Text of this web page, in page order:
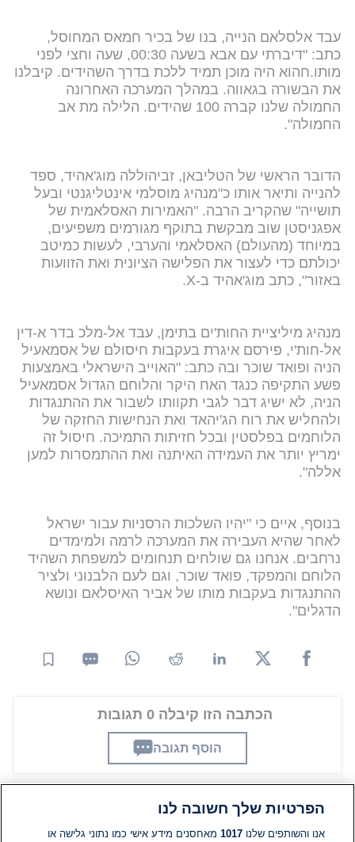
עבד אלסלאם הנייה, בנו של בכיר חמאס המחוסל,
כתב: "דיברתי עם אבא בשעה 00:30, שעה וחצי לפני
מותו.חהוא היה מוכן תמיד ללכת בדרך השהידים. קיבלנו
את הבשורה בגאווה. במהלך המערכה האחרונה
החמולה שלנו קברה 100 שהידים. הלילה מת אב
החמולה".
הדובר הראשי של הטליבאן, זביהוללה מוג'אהיד, ספד
להנייה ותיאר אותו כ"מנהיג מוסלמי אינטליגנטי ובעל
תושייה" שהקריב הרבה. "האמירות האסלאמית של
אפגניסטן שוב מבקשת בתוקף מגורמים משפיעים,
במיוחד (מהעולם) האסלאמי והערבי, לעשות כמיטב
יכולתם כדי לעצור את הפלישה הציונית ואת הזוועות
באזור", כתב מוג'אהיד ב-X.
מנהיג מיליציית החות'ים בתימן, עבד אל-מלכ בדר א-דין
אל-חות'י, פירסם איגרת בעקבות חיסולם של אסמאעיל
הניה ופואד שוכר ובה כתב: "האוייב הישראלי באמצעות
פשע התקיפה כנגד האח היקר והלוחם הגדול אסמאעיל
הניה, לא ישיג דבר לגבי תקוותו לשבור את ההתנגדות
ולהחליש את רוח הג'יהאד ואת הנחישות החזקה של
הלוחמים בפלסטין ובכל חזיתות התמיכה. חיסול זה
ימריץ יותר את העמידה האיתנה ואת ההתמסרות למען
אללה".
בנוסף, איים כי "יהיו השלכות הרסניות עבור ישראל
לאחר שהיא העבירה את המערכה לרמה ולמימדים
נרחבים. אנחנו גם שולחים תנחומים למשפחת השהיד
הלוחם והמפקד, פואד שוכר, וגם לעם הלבנוני ולציר
ההתנגדות בעקבות מותו של אביר האיסלאם ונושא
הדגלים".
הכתבה הזו קיבלה 0 תגובות
הוסף תגובה
תגובות
הפרטיות שלך חשובה לנו
אנו והשותפים שלנו1017 מאחסנים מידע אישי כמו נתוני גלישה או